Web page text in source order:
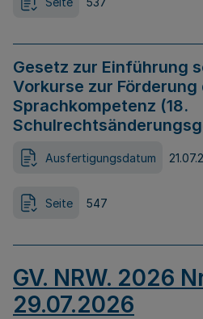
Gesetz zur Einführung
Vorkurse zur Förderung
Sprachkompetenz (18.
Ausfertigungsdatum
Seite 547
GV. NRW. 2026
29.07.2026